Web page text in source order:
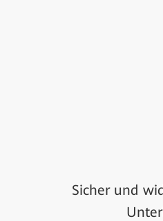
Sicher und